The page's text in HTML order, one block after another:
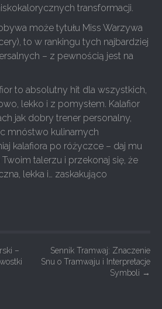
transformacji.
może tytułu Miss Warzywa
to w rankingu tych najbardziej
– z pewnością jest na
to absolutny hit dla wszystkich,
lekko i z pomysłem. Kalafior
jak dobry trener personalny,
mnóstwo kulinarnych
kalafiora po różyczce – daj mu
talerzu i przekonaj się, że
lekka i… zaskakująco
–
Sennik Tramwaj: Znaczenie
Snu o Tramwaju i Interpretacje
Symboli →